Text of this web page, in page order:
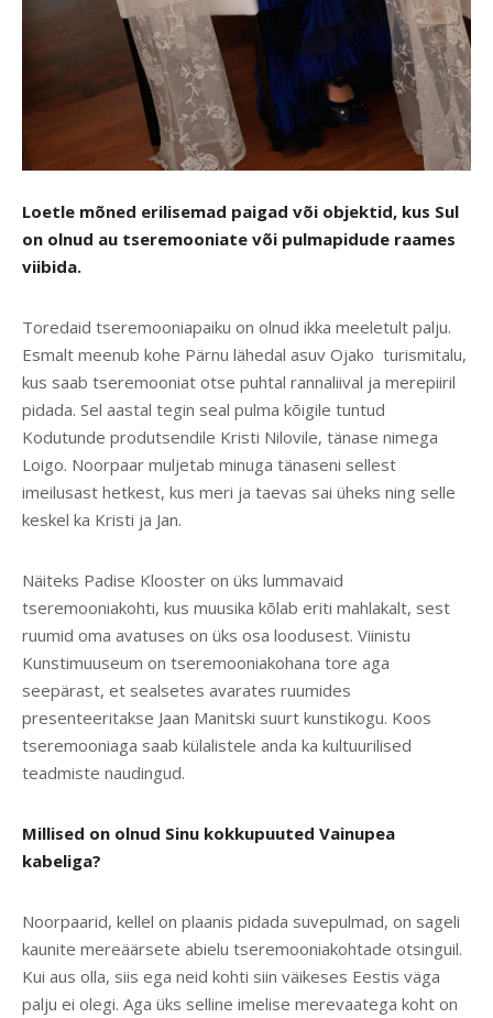
Loetle mõned erilisemad paigad või objektid, kus Sul
on olnud au tseremooniate või pulmapidude raames
viibida.
Toredaid tseremooniapaiku on olnud ikka meeletult palju.
Esmalt meenub kohe Pärnu lähedal asuv Ojako turismitalu,
kus saab tseremooniat otse puhtal rannaliival ja merepiiril
pidada. Sel aastal tegin seal pulma kõigile tuntud
Kodutunde produtsendile Kristi Nilovile, tänase nimega
Loigo. Noorpaar muljetab minuga tänaseni sellest
imeilusast hetkest, kus meri ja taevas sai üheks ning selle
keskel ka Kristi ja Jan.
Näiteks Padise Klooster on üks lummavaid
tseremooniakohti, kus muusika kõlab eriti mahlakalt, sest
ruumid oma avatuses on üks osa loodusest. Viinistu
Kunstimuuseum on tseremooniakohana tore aga
seepärast, et sealsetes avarates ruumides
presenteeritakse Jaan Manitski suurt kunstikogu. Koos
tseremooniaga saab külalistele anda ka kultuurilised
teadmiste naudingud.
Millised on olnud Sinu kokkupuuted Vainupea
kabeliga?
Noorpaarid, kellel on plaanis pidada suvepulmad, on sageli
kaunite mereäärsete abielu tseremooniakohtade otsinguil.
Kui aus olla, siis ega neid kohti siin väikeses Eestis väga
palju ei olegi. Aga üks selline imelise merevaatega koht on